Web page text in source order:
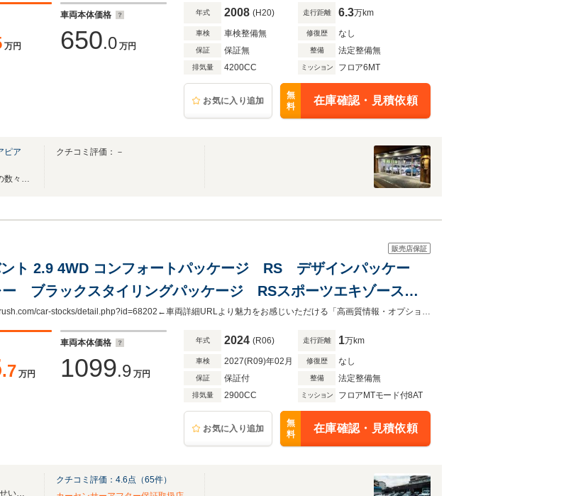
ンション+/RS4ロゴ黒革バケットシート)
万円
車両本体価格
650.0 万円
年式 2008 (H20) 走行距離 6.3万km
車検 車検整備無 修復歴 なし
保証 保証無 整備 法定整備無
排気量 4200CC ミッション フロア6MT
お気に入り追加
無
料
在庫確認・見積依頼
ピア
仕上げに拘ったハイブランドやネオクラシックの数々！！
クチコミ評価：－
販売店保証
ント 2.9 4WD コンフォートパッケージ RS デザインパッケー
ブラックスタイリングパッケージ RSスポーツエキゾースト
デコラティブパネル カーボンツイル TV カラードブレーキ
レッド
https://www.o-rush.com/car-stocks/detail.php?id=68202←車両詳細URLより魅力をお感じいただける「高画質情報・オプション等」が、ご覧いただけます。
.7 万円
車両本体価格
1099.9 万円
年式 2024 (R06) 走行距離 1万km
車検 2027(R09)年02月 修復歴 なし
保証 保証付 整備 法定整備無
排気量 2900CC ミッション フロアMTモード付8AT
お気に入り追加
無
料
在庫確認・見積依頼
【https://www.o-rush.com】から直接お問い合わせいただくと、迅速なご回答が可能です
クチコミ評価： 4.6点（65件）